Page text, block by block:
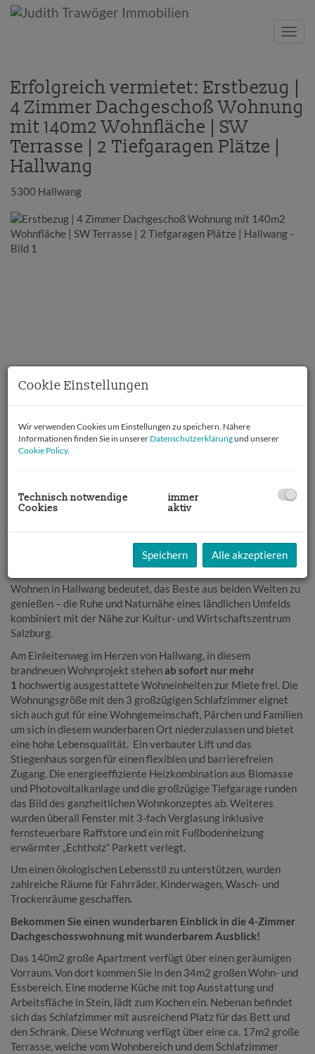
Erfolgreich vermietet: Erstbezug |
4 Zimmer Dachgeschoß Wohnung
mit 140m2 Wohnfläche | SW
Terrasse | 2 Tiefgaragen Plätze |
Hallwang
5300 Hallwang
Wohnen in Hallwang bedeutet, das Beste aus beiden Welten zu
genießen – die Ruhe und Naturnähe eines ländlichen Umfelds
kombiniert mit der Nähe zur Kultur- und Wirtschaftszentrum
Salzburg.
Am Einleitenweg im Herzen von Hallwang, in diesem
brandneuen Wohnprojekt stehenab sofort nur mehr
1 hochwertig ausgestattete Wohneinheiten zur Miete frei. Die
Wohnungsgröße mit den 3 großzügigen Schlafzimmer eignet
sich auch gut für eine Wohngemeinschaft, Pärchen und Familien
um sich in diesem wunderbaren Ort niederzulassen und bietet
eine hohe Lebensqualität. Ein verbauter Lift und das
Stiegenhaus sorgen für einen flexiblen und barrierefreien
Zugang. Die energieeffiziente Heizkombination aus Biomasse
und Photovoltaikanlage und die großzügige Tiefgarage runden
das Bild des ganzheitlichen Wohnkonzeptes ab. Weiteres
wurden überall Fenster mit 3-fach Verglasung inklusive
fernsteuerbare Raffstore und ein mit Fußbodenheizung
erwärmter „Echtholz“ Parkett verlegt.
Um einen ökologischen Lebensstil zu unterstützen, wurden
zahlreiche Räume für Fahrräder, Kinderwagen, Wasch- und
Trockenräume geschaffen.
Bekommen Sie einen wunderbaren Einblick in die 4-Zimmer
Dachgeschosswohnung mit wunderbarem Ausblick!
Das 140m2 große Apartment verfügt über einen geräumigen
Vorraum. Von dort kommen Sie in den 34m2 großen Wohn- und
Essbereich. Eine moderne Küche mit top Ausstattung und
Arbeitsfläche in Stein, lädt zum Kochen ein. Nebenan befindet
sich das Schlafzimmer mit ausreichend Platz für das Bett und
den Schrank. Diese Wohnung verfügt über eine ca. 17m2 große
Terrasse, welche vom Wohnbereich und dem Schlafzimmer
Cookie Einstellungen
Wir verwenden Cookies um Einstellungen zu speichern. Nähere
Informationen finden Sie in unserer Datenschutzerklärungund unserer
Cookie Policy.
Technisch notwendige
Cookies
immer
aktiv
Speichern Alle akzeptieren